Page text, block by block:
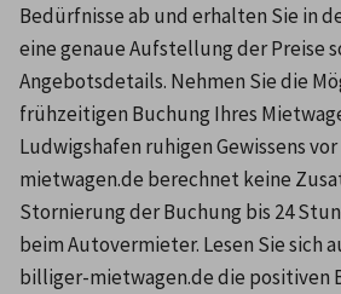
Bedürfnisse ab und erhalten Sie in
eine genaue Aufstellung der Preise
Angebotsdetails. Nehmen Sie die
frühzeitigen Buchung Ihres
Ludwigshafen ruhigen Gewissens
mietwagen.de berechnet keine
Stornierung der Buchung bis 24
beim Autovermieter. Lesen Sie sich
billiger-mietwagen.de die positiven